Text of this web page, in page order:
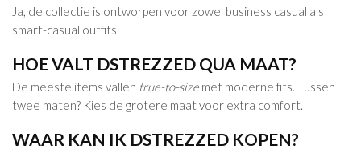
Ja, de collectie is ontworpen voor zowel business casual als
smart-casual outfits.
HOE VALT DSTREZZED QUA MAAT?
De meeste items vallen true-to-sizemet moderne fits. Tussen
twee maten? Kies de grotere maat voor extra comfort.
WAAR KAN IK DSTREZZED KOPEN?